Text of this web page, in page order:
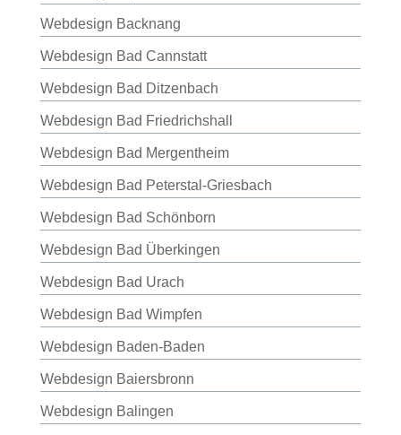
Webdesign Backnang
Webdesign Bad Cannstatt
Webdesign Bad Ditzenbach
Webdesign Bad Friedrichshall
Webdesign Bad Mergentheim
Webdesign Bad Peterstal-Griesbach
Webdesign Bad Schönborn
Webdesign Bad Überkingen
Webdesign Bad Urach
Webdesign Bad Wimpfen
Webdesign Baden-Baden
Webdesign Baiersbronn
Webdesign Balingen